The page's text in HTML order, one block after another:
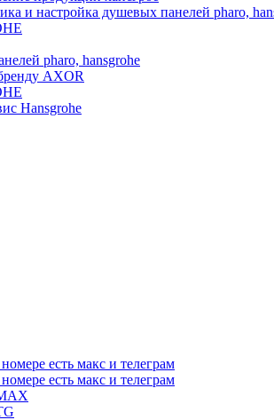
и настройка душевых панелей pharo,
pharo, hansgrohe
AXOR
Hansgrohe
есть макс и телеграм
есть макс и телеграм